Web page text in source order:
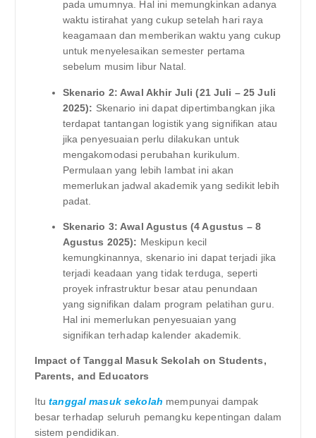
pada umumnya. Hal ini memungkinkan adanya
waktu istirahat yang cukup setelah hari raya
keagamaan dan memberikan waktu yang cukup
untuk menyelesaikan semester pertama
sebelum musim libur Natal.
Skenario 2: Awal Akhir Juli (21 Juli – 25 Juli
2025): Skenario ini dapat dipertimbangkan jika
terdapat tantangan logistik yang signifikan atau
jika penyesuaian perlu dilakukan untuk
mengakomodasi perubahan kurikulum.
Permulaan yang lebih lambat ini akan
memerlukan jadwal akademik yang sedikit lebih
padat.
Skenario 3: Awal Agustus (4 Agustus – 8
Agustus 2025): Meskipun kecil
kemungkinannya, skenario ini dapat terjadi jika
terjadi keadaan yang tidak terduga, seperti
proyek infrastruktur besar atau penundaan
yang signifikan dalam program pelatihan guru.
Hal ini memerlukan penyesuaian yang
signifikan terhadap kalender akademik.
Impact of Tanggal Masuk Sekolah on Students,
Parents, and Educators
Itutanggal masuk sekolah mempunyai dampak
besar terhadap seluruh pemangku kepentingan dalam
sistem pendidikan.